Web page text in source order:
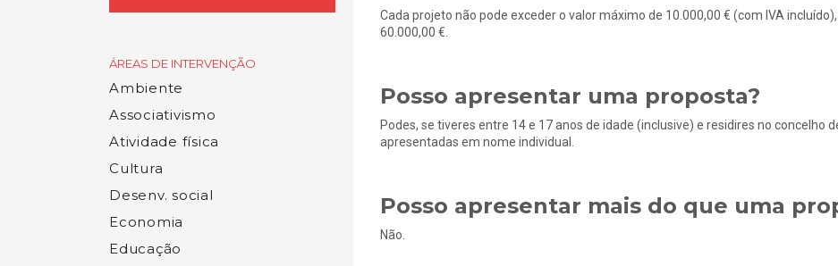
ÁREAS DE INTERVENÇÃO
Ambiente
Associativismo
Atividade física
Cultura
Desenv. social
Economia
Educação
Cada projeto não pode exceder o valor máximo de 10.000,00 € (com IVA
60.000,00 €.
Posso apresentar uma proposta?
Podes, se tiveres entre 14 e 17 anos de idade (inclusive) e residires no concelho
apresentadas em nome individual.
Posso apresentar mais do que uma
Não.